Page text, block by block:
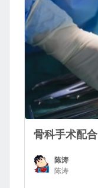
骨科手术配合
陈涛
陈涛